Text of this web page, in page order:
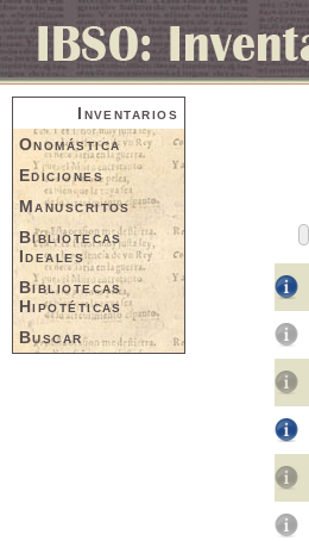
Inventarios
Onomástica
Ediciones
Manuscritos
Bibliotecas
Ideales
Bibliotecas
Hipotéticas
Buscar